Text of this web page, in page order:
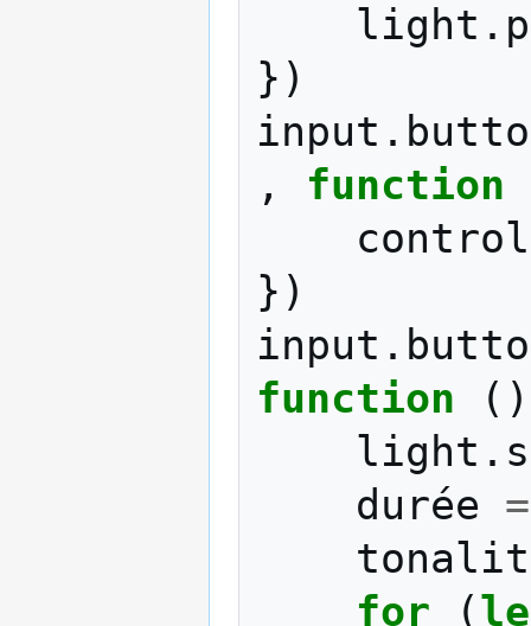
light .
})
input .
,
function
control
})
input .
function
()
light .
durée =
for
(